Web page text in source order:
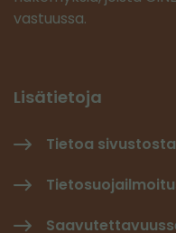
vastuussa.
Lisätietoja
Tietoa sivustosta